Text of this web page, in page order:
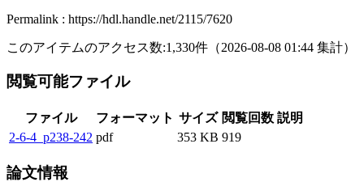
Permalink : https://hdl.handle.net/2115/7620
このアイテムのアクセス数:1,330件 （2026-08-08 01:44 集計）
閲覧可能ファイル
ファイル フォーマット サイズ 閲覧回数 説明
2-6-4_p238-242 pdf 353 KB 919
論文情報